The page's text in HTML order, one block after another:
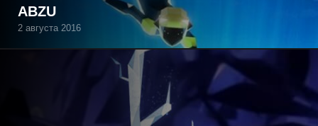
ABZU
2 августа 2016